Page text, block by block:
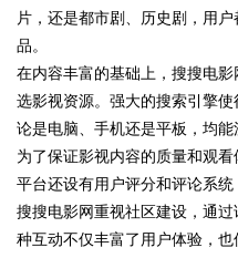
uz
片，还是都市剧、历史剧，用
品。
在内容丰富的基础上，搜搜电
选影视资源。强大的搜索引擎
论是电脑、手机还是平板，均
为了保证影视内容的质量和观
平台还设有用户评分和评论系
搜搜电影网重视社区建设，通
种互动不仅丰富了用户体验，